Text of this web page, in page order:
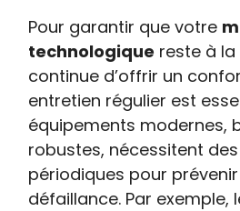
Pour garantir que votre
technologique reste à
continue d’offrir un
entretien régulier est
équipements modernes,
robustes, nécessitent
périodiques pour
défaillance. Par exemple,